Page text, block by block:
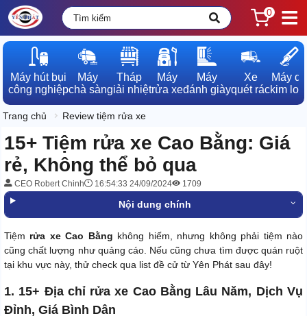
0
Máy hút bụi
công nghiệp
Máy
chà sàn
Tháp
giải nhiệt
Máy
rửa xe
Máy
đánh giày
Xe
quét rác
Máy dò
kim loại
Trang chủ Review tiệm rửa xe
15+ Tiệm rửa xe Cao Bằng: Giá
rẻ, Không thể bỏ qua
CEO Robert Chinh 16:54:33 24/09/2024 1709
Nội dung chính
Tiệm rửa xe Cao Bằng không hiếm, nhưng không phải tiệm nào
cũng chất lượng như quảng cáo. Nếu cũng chưa tìm được quán ruột
tại khu vực này, thử check qua list đề cử từ Yên Phát sau đây!
1. 15+ Địa chỉ rửa xe Cao Bằng Lâu Năm, Dịch Vụ
Đỉnh, Giá Bình Dân